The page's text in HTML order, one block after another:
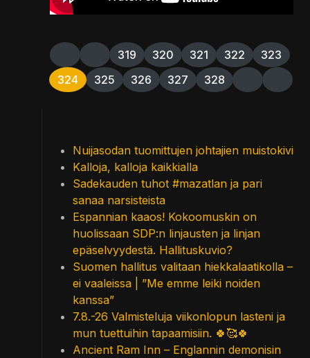
319 320 321 322
323
324
325 326 327 328
Nuijasodan tuomittujen johtajien muistokivi
Kalloja, kalloja kaikkialla
Sadekauden tuhot #mazatlan ja pari
sanaa narsisteista
Espannian kaaos! Kokoomuskin on
huolissaan SDP:n linjausten ja linjan
epäselvyydestä. Hallituskuvio?
Suomen hallitus valitaan hiekkalaatikolla –
ei vaaleissa | ”Me emme leiki noiden
kanssa”
7.8.-26 Valmisteluja viikonlopun lasteni ja
mun tuettuihin tapaamisiin. 🍀🥰🍀
Ancient Ram Inn – Englannin demonisin